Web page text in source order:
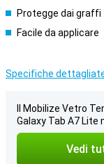
Protegge dai graffi
Facile da applicare
Specifiche
Il Mobilize Vetro
Galaxy Tab A7 Lite
Vedi